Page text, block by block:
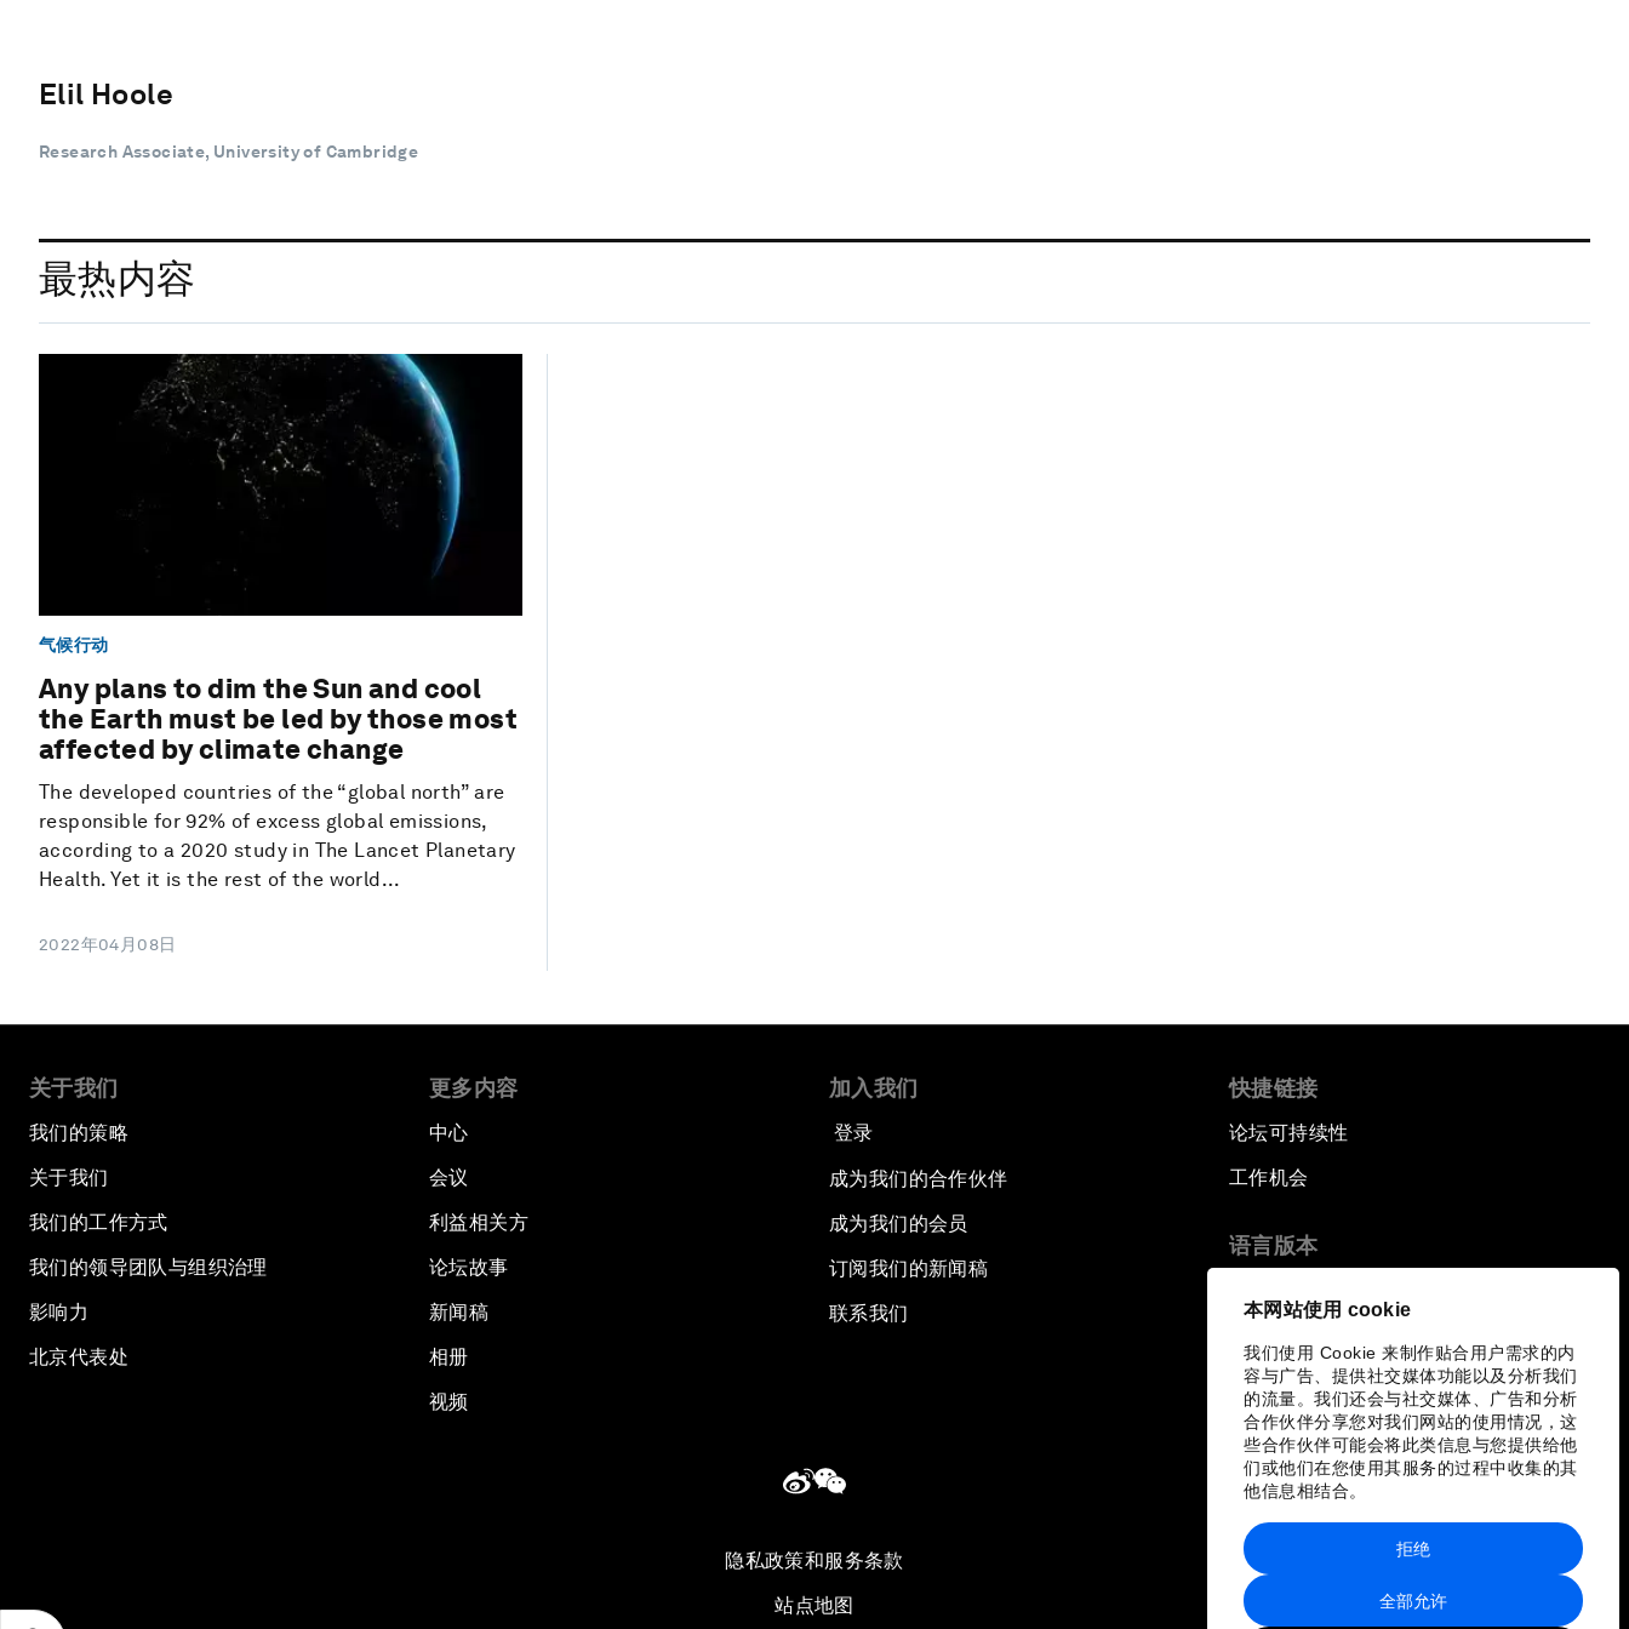
本网站使用 cookie
我们使用 Cookie 来制作贴合用户需求的内
容与广告、提供社交媒体功能以及分析我们
的流量。我们还会与社交媒体、广告和分析
合作伙伴分享您对我们网站的使用情况，这
些合作伙伴可能会将此类信息与您提供给他
们或他们在您使用其服务的过程中收集的其
他信息相结合。
全部允许
拒绝
Elil Hoole
Research Associate, University of Cambridge
最热内容
气候行动
Any plans to dim the Sun and cool
the Earth must be led by those most
affected by climate change
The developed countries of the “global north” are
responsible for 92% of excess global emissions,
according to a 2020 study in The Lancet Planetary
Health. Yet it is the rest of the world...
2022年04月08日
关于我们
我们的策略
关于我们
我们的工作方式
我们的领导团队与组织治理
影响力
北京代表处
更多内容
中心
会议
利益相关方
论坛故事
新闻稿
相册
视频
加入我们
登录
成为我们的合作伙伴
成为我们的会员
订阅我们的新闻稿
联系我们
快捷链接
论坛可持续性
工作机会
语言版本
隐私政策和服务条款
站点地图